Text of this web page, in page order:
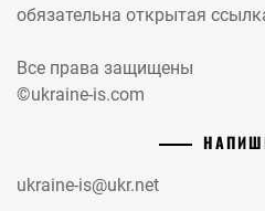
обязательна открытая
Все права защищены
©ukraine-is.com
ukraine-is@ukr.net